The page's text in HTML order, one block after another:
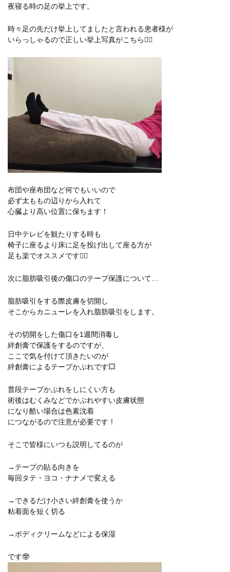
夜寝る時の足の挙上です。
時々足の先だけ挙上してましたと言われる患者様が
いらっしゃるので正しい挙上写真がこちら👇🏻
布団や座布団など何でもいいので
必ず太ももの辺りから入れて
心臓より高い位置に保ちます！
日中テレビを観たりする時も
椅子に座るより床に足を投げ出して座る方が
足も楽でオススメです☝🏻
次に脂肪吸引後の傷口のテープ保護について…
脂肪吸引をする際皮膚を切開し
そこからカニューレを入れ脂肪吸引をします。
その切開をした傷口を1週間消毒し
絆創膏で保護をするのですが、
ここで気を付けて頂きたいのが
絆創膏によるテープかぶれです💥
普段テープかぶれをしにくい方も
術後はむくみなどでかぶれやすい皮膚状態
になり酷い場合は色素沈着
につながるので注意が必要です！
そこで皆様にいつも説明してるのが
→テープの貼る向きを
毎回タテ・ヨコ・ナナメで変える
→できるだけ小さい絆創膏を使うか
粘着面を短く切る
→ボディクリームなどによる保湿
です🤓